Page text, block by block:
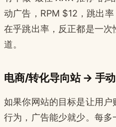
动广告，RPM $12，跳出
在乎跳出率，反正都是一次
道。
电商/转化导向站 → 手动
如果你网站的目标是让用
行为，广告能少就少。每